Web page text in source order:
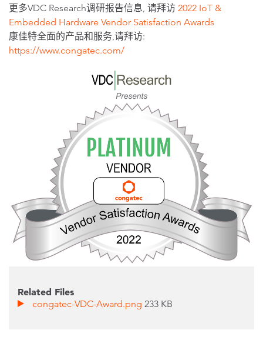
更多VDC Research调研报告信息, 请拜访 2022 IoT &
Embedded Hardware Vendor Satisfaction Awards
康佳特全面的产品和服务,请拜访:
https://www.congatec.com/
Related Files
congatec-VDC-Award.png 233 KB